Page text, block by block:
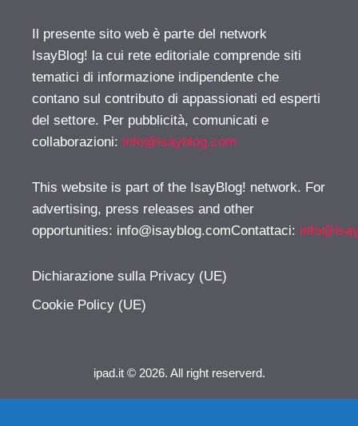
Il presente sito web è parte del network
IsayBlog! la cui rete editoriale comprende siti
tematici di informazione indipendente che
contano sul contributo di appassionati ed esperti
del settore. Per pubblicità, comunicati e
collaborazioni: info@isayblog.com
This website is part of the IsayBlog! network. For
advertising, press releases and other
opportunities: info@isayblog.comContattaci:
Dichiarazione sulla Privacy (UE)
Cookie Policy (UE)
ipad.it © 2026. All right reserverd.